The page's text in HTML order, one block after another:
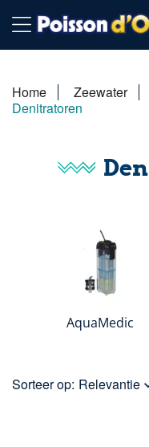
Home Zeewater
Denitratoren
AquaMedic
Sorteer op: Relevantie